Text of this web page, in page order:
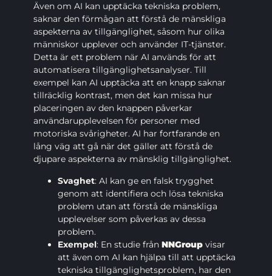
Även om AI kan upptäcka tekniska problem,
saknar den förmågan att förstå de mänskliga
aspekterna av tillgänglighet, såsom hur olika
människor upplever och använder IT-tjänster.
Detta är ett problem när AI används för att
automatisera tillgänglighetsanalyser. Till
exempel kan AI upptäcka att en knapp saknar
tillräcklig kontrast, men det kan missa hur
placeringen av den knappen påverkar
användarupplevelsen för personer med
motoriska svårigheter. AI har fortfarande en
lång väg att gå när det gäller att förstå de
djupare aspekterna av mänsklig tillgänglighet.
Svaghet: AI kan ge en falsk trygghet
genom att identifiera och lösa tekniska
problem utan att förstå de mänskliga
upplevelser som påverkas av dessa
problem.
Exempel: En studie från NNGroupvisar
att även om AI kan hjälpa till att upptäcka
tekniska tillgänglighetsproblem, har den